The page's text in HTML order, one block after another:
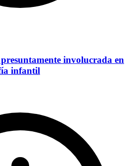
involucrada en
infantil